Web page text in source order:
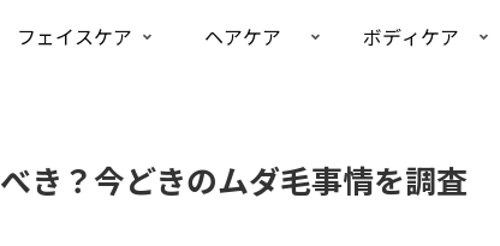
フェイスケア ヘアケア ボディケア
き？今どきのムダ毛事情を調査